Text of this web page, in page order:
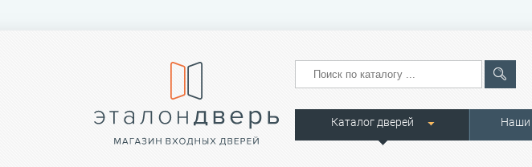
Каталог дверей Наши